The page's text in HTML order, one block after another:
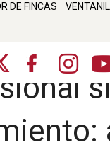
DE FINCAS